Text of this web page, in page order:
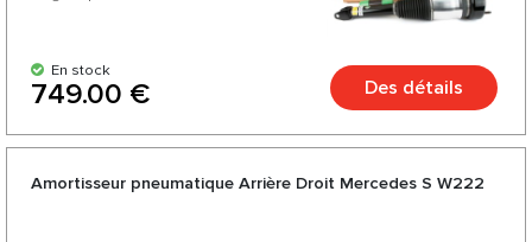
En stock
749.00 € Des détails
Amortisseur pneumatique Arrière Droit Mercedes S W222